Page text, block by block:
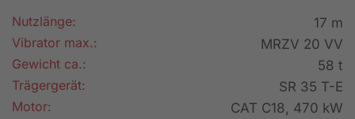
Nutzlänge:
17 m
Vibrator max.:
MRZV 20 VV
Gewicht ca.:
58 t
Trägergerät:
SR 35 T-E
Motor:
CAT C18, 470 kW